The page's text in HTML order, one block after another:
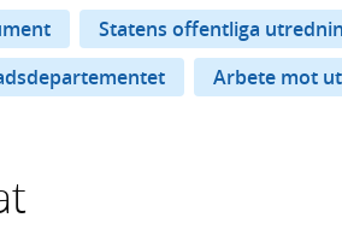
Statens offentliga
Arbete mot